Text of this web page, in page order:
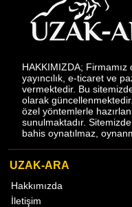
HAKKIMIZDA; Firmamız
yayıncılık, e-ticaret ve
vermektedir. Bu
olarak
özel yöntemlerle
sunulmaktadır.
bahis oynatılmaz,
UZAK-ARA
Hakkımızda
İletişim